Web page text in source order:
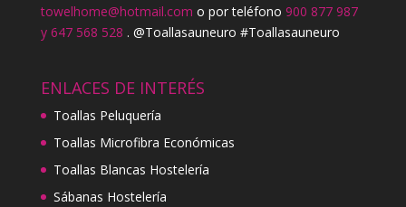
towelhome@hotmail.com o por teléfono 900 877 987
y 647 568 528 . @Toallasauneuro #Toallasauneuro
ENLACES DE INTERÉS
Toallas Peluquería
Toallas Microfibra Económicas
Toallas Blancas Hostelería
Sábanas Hostelería